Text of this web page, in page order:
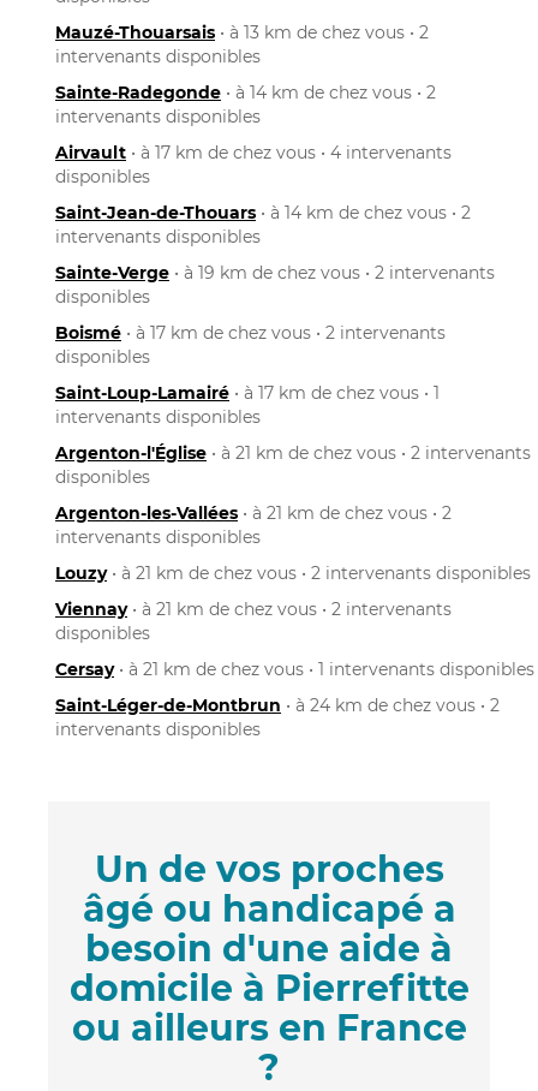
Mauzé-Thouarsais • à 13 km de chez vous • 2
intervenants disponibles
Sainte-Radegonde • à 14 km de chez vous • 2
intervenants disponibles
Airvault • à 17 km de chez vous • 4 intervenants
disponibles
Saint-Jean-de-Thouars • à 14 km de chez vous • 2
intervenants disponibles
Sainte-Verge • à 19 km de chez vous • 2 intervenants
disponibles
Boismé • à 17 km de chez vous • 2 intervenants
disponibles
Saint-Loup-Lamairé • à 17 km de chez vous • 1
intervenants disponibles
Argenton-l'Église • à 21 km de chez vous • 2 intervenants
disponibles
Argenton-les-Vallées • à 21 km de chez vous • 2
intervenants disponibles
Louzy• à 21 km de chez vous • 2 intervenants disponibles
Viennay• à 21 km de chez vous • 2 intervenants
disponibles
Cersay• à 21 km de chez vous • 1 intervenants disponibles
Saint-Léger-de-Montbrun • à 24 km de chez vous • 2
intervenants disponibles
Un de vos proches
âgé ou handicapé a
besoin d'une aide à
domicile à Pierrefitte
ou ailleurs en France
?